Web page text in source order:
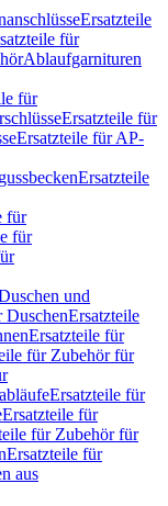
Ersatzteile
für
Ablaufgarnituren
für
Ersatzteile für
Ersatzteile für AP-
Ersatzteile
für
für
und
DuschenErsatzteile
Ersatzteile für
für Zubehör für
Ersatzteile für
Ersatzteile für
für Zubehör für
Ersatzteile für
aus